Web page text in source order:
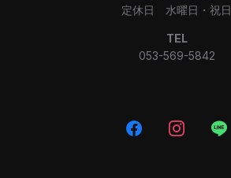
定休日 水曜日・祝日
TEL
053-569-5842